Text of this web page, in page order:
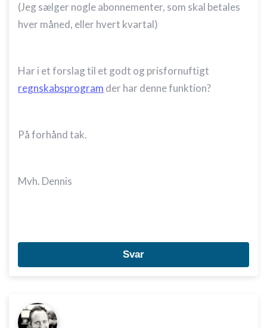
(Jeg sælger nogle abonnementer, som skal betales
hver måned, eller hvert kvartal)
Har i et forslag til et godt og prisfornuftigt
regnskabsprogram der har denne funktion?
På forhånd tak.
Mvh. Dennis
Svar